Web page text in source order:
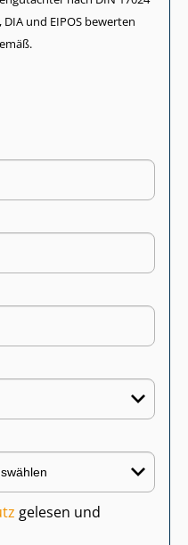
DIA und EIPOS bewerten
gelesen und